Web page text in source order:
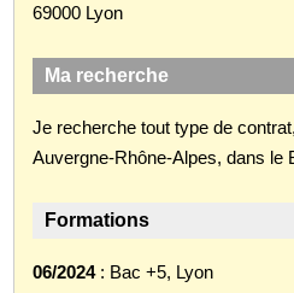
69000 Lyon
Ma recherche
Je recherche tout type de
Auvergne-Rhône-Alpes, dans le
Formations
06/2024: Bac +5, Lyon